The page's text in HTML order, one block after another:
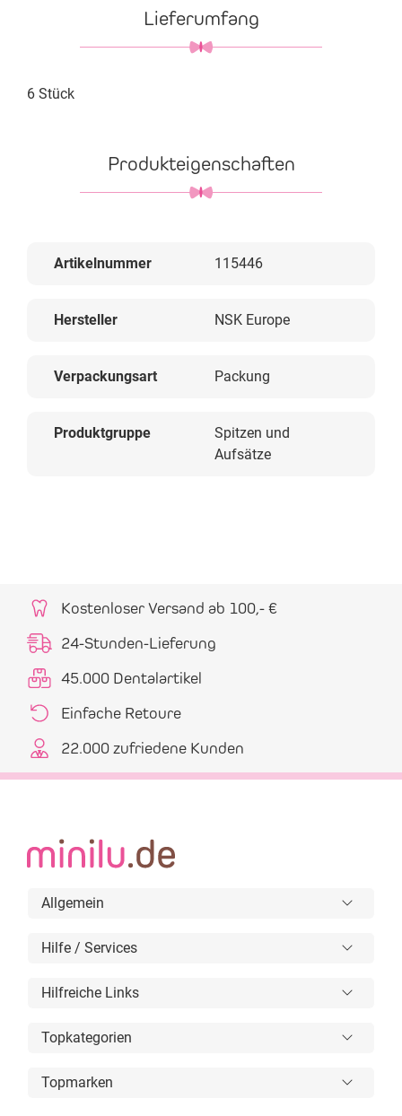
Lieferumfang
6 Stück
Produkteigenschaften
Artikelnummer 115446
Hersteller NSK Europe
Verpackungsart Packung
Produktgruppe
Spitzen und
Aufsätze
Kostenloser Versand ab 100,- €
24-Stunden-Lieferung
45.000 Dentalartikel
Einfache Retoure
22.000 zufriedene Kunden
Allgemein
Hilfe / Services
Hilfreiche Links
Topkategorien
Topmarken